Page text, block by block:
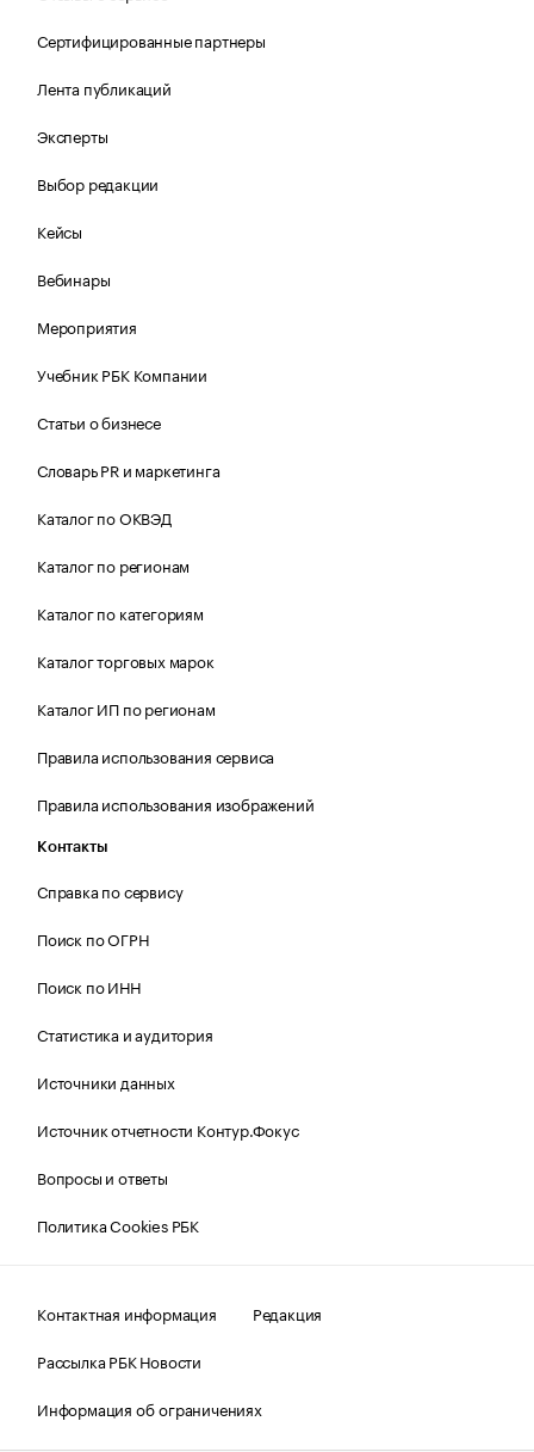
Сертифицированные партнеры
Лента публикаций
Эксперты
Выбор редакции
Кейсы
Вебинары
Мероприятия
Учебник РБК Компании
Статьи о бизнесе
Словарь PR и маркетинга
Каталог по ОКВЭД
Каталог по регионам
Каталог по категориям
Каталог торговых марок
Каталог ИП по регионам
Правила использования сервиса
Правила использования изображений
Контакты
Справка по сервису
Поиск по ОГРН
Поиск по ИНН
Статистика и аудитория
Источники данных
Источник отчетности Контур.Фокус
Вопросы и ответы
Политика Cookies РБК
Контактная информация
Редакция
Рассылка РБК Новости
Информация об ограничениях